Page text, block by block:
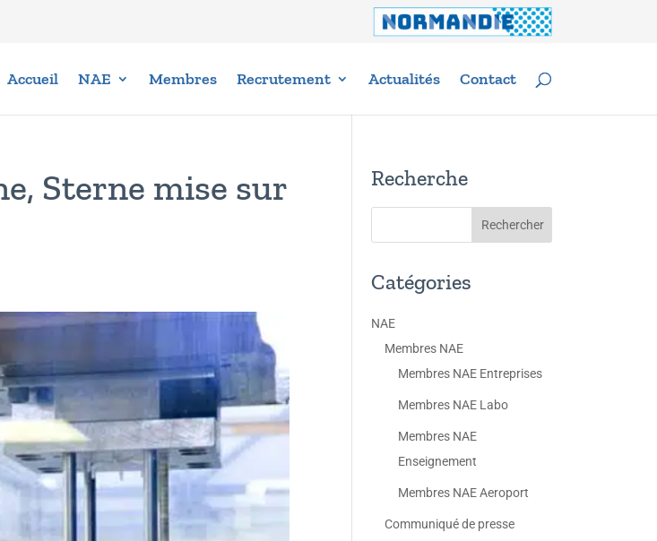
Accueil NAE Membres Recrutement Actualités Contact
Sterne mise sur
Recherche
Catégories
NAE
Membres NAE
Membres NAE Entreprises
Membres NAE Labo
Membres NAE
Enseignement
Membres NAE Aeroport
Communiqué de presse